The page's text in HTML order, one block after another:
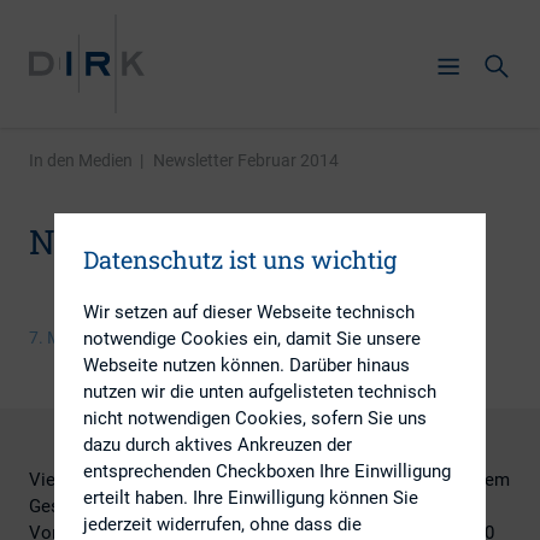
In den Medien | Newsletter Februar 2014
Newsletter Februar 2014
7. März 2014
Viele Unternehmen arbeiten derzeit mit Hochdruck an ihrem
Geschäftsbericht. Wie fast in jedem Jahr sind dabei neue
Vorschriften zu beachten. Besonders der Standard DRS 20
Datenschutz ist uns wichtig
Wir setzen auf dieser Webseite technisch
notwendige Cookies ein, damit Sie unsere
Webseite nutzen können. Darüber hinaus
nutzen wir die unten aufgelisteten technisch
nicht notwendigen Cookies, sofern Sie uns
dazu durch aktives Ankreuzen der
entsprechenden Checkboxen Ihre Einwilligung
erteilt haben. Ihre Einwilligung können Sie
jederzeit widerrufen, ohne dass die